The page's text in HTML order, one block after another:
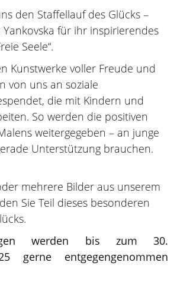
den Staffellauf des Glücks –
für ihr inspirierendes
Seele“.
Kunstwerke voller Freude und
von uns an soziale
die mit Kindern und
So werden die positiven
weitergegeben – an junge
Unterstützung brauchen.
mehrere Bilder aus unserem
Sie Teil dieses besonderen
werden bis zum 30.
gerne entgegengenommen